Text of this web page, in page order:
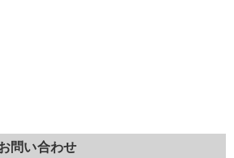
問い合わせ